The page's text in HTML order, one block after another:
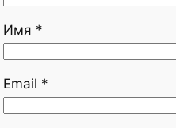
Имя *
Email *